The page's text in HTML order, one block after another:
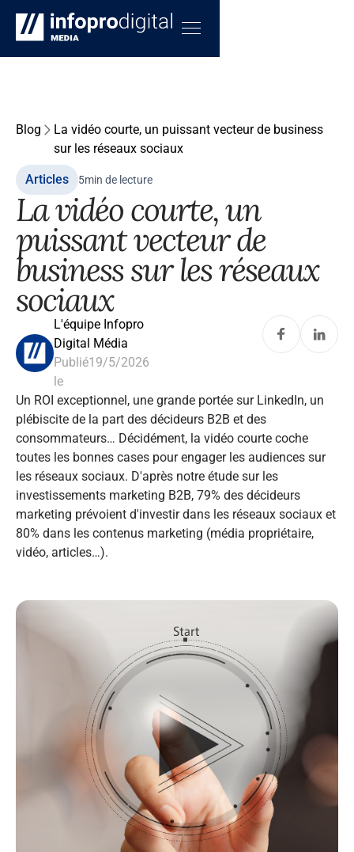
Blog
La vidéo courte, un puissant vecteur de business
sur les réseaux sociaux
Articles 5min de lecture
La vidéo courte, un
puissant vecteur de
business sur les réseaux
sociaux
L'équipe Infopro
Digital Média
Publié
le
19/5/2026
Un ROI exceptionnel, une grande portée sur LinkedIn, un
plébiscite de la part des décideurs B2B et des
consommateurs… Décidément, la vidéo courte coche
toutes les bonnes cases pour engager les audiences sur
les réseaux sociaux. D'après notre étude sur les
investissements marketing B2B, 79% des décideurs
marketing prévoient d'investir dans les réseaux sociaux et
80% dans les contenus marketing (média propriétaire,
vidéo, articles…).